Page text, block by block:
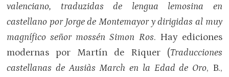
valenciano, traduzidas de lengua lemosina en
castellano por Jorge de Montemayor y dirigidas al muy
magnífico señor mossén Simon Ros. Hay ediciones
modernas por Martín de Riquer (Traducciones
castellanas de Ausiàs March en la Edad de Oro, B.,